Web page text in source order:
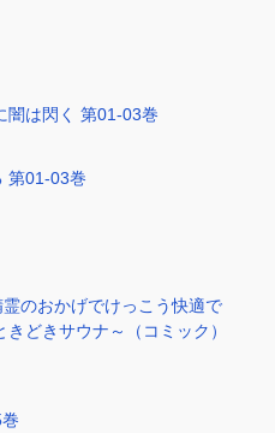
闇は閃く 第01-03巻
第01-03巻
のおかげでけっこう快適で
どきサウナ～（コミック）